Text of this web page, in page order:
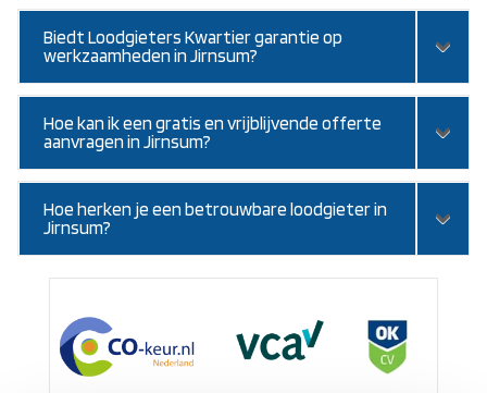
Biedt Loodgieters Kwartier garantie op
werkzaamheden in Jirnsum?
Hoe kan ik een gratis en vrijblijvende offerte
aanvragen in Jirnsum?
Hoe herken je een betrouwbare loodgieter in
Jirnsum?